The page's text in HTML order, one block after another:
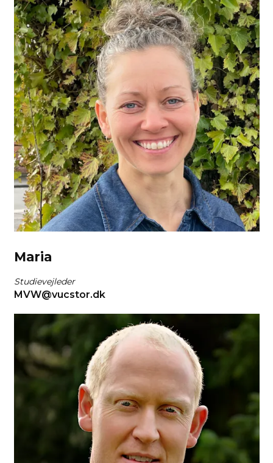
Maria
Studievejleder
MVW@vucstor.dk